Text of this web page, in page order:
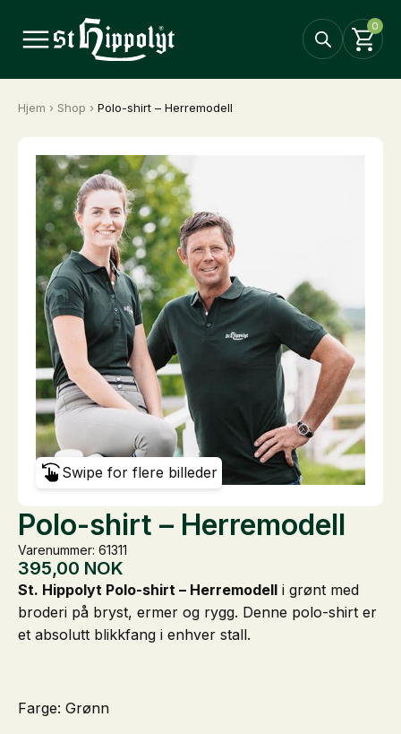
0
Hjem › Shop › Polo-shirt – Herremodell
Swipe for flere billeder
Polo-shirt – Herremodell
Varenummer: 61311
395,00 NOK
St. Hippolyt Polo-shirt – Herremodell i grønt med
broderi på bryst, ermer og rygg. Denne polo-shirt er
et absolutt blikkfang i enhver stall.
Farge: Grønn